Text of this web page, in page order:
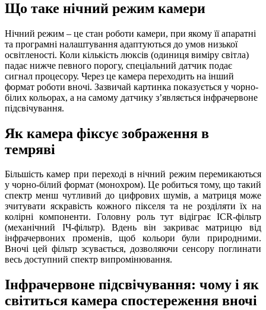
Що таке нічний режим камери
Нічний режим – це стан роботи камери, при якому її апаратні
та програмні налаштування адаптуються до умов низької
освітленості. Коли кількість люксів (одиниця виміру світла)
падає нижче певного порогу, спеціальний датчик подає
сигнал процесору. Через це камера переходить на інший
формат роботи вночі. Зазвичай картинка показується у чорно-
білих кольорах, а на самому датчику з’являється інфрачервоне
підсвічування.
Як камера фіксує зображення в
темряві
Більшість камер при переході в нічний режим перемикаються
у чорно-білий формат (монохром). Це робиться тому, що такий
спектр менш чутливий до цифрових шумів, а матриця може
зчитувати яскравість кожного пікселя та не розділяти їх на
колірні компоненти. Головну роль тут відіграє ICR-фільтр
(механічний ІЧ-фільтр). Вдень він закриває матрицю від
інфрачервоних променів, щоб кольори були природними.
Вночі цей фільтр зсувається, дозволяючи сенсору поглинати
весь доступний спектр випромінювання.
Інфрачервоне підсвічування: чому і як
світиться камера спостереження вночі